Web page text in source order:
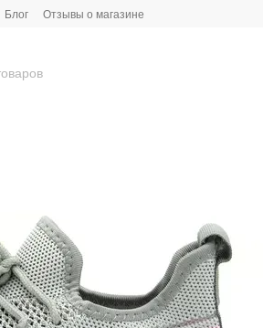
Блог Отзывы о магазине